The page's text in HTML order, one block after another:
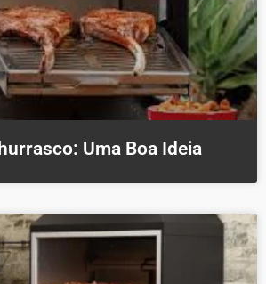
Uma Boa Ideia